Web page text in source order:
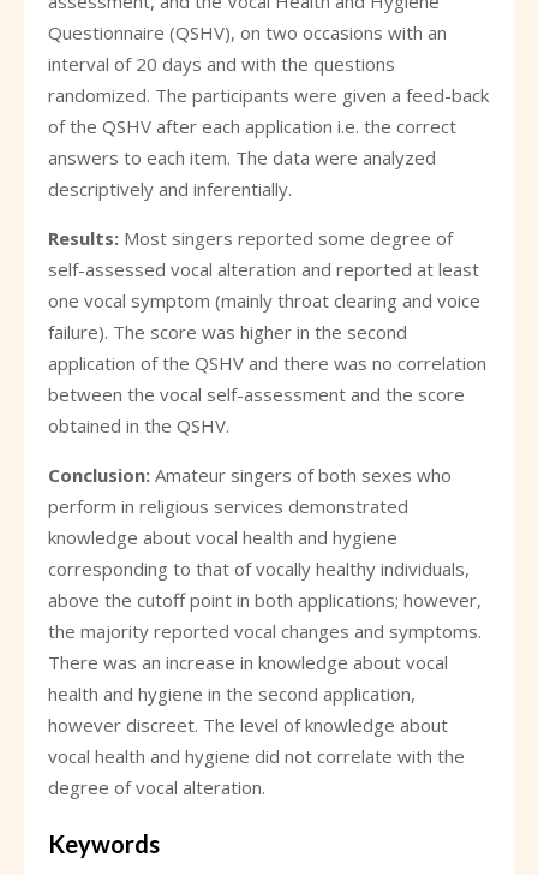
Questionnaire (QSHV), on two occasions with an
interval of 20 days and with the questions
randomized. The participants were given a feed-back
of the QSHV after each application i.e. the correct
answers to each item. The data were analyzed
descriptively and inferentially.
Results: Most singers reported some degree of
self-assessed vocal alteration and reported at least
one vocal symptom (mainly throat clearing and voice
failure). The score was higher in the second
application of the QSHV and there was no correlation
between the vocal self-assessment and the score
obtained in the QSHV.
Conclusion: Amateur singers of both sexes who
perform in religious services demonstrated
knowledge about vocal health and hygiene
corresponding to that of vocally healthy individuals,
above the cutoff point in both applications; however,
the majority reported vocal changes and symptoms.
There was an increase in knowledge about vocal
health and hygiene in the second application,
however discreet. The level of knowledge about
vocal health and hygiene did not correlate with the
degree of vocal alteration.
Keywords